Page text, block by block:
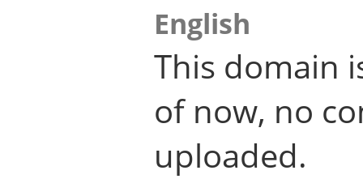
English
This domain
of now, no
uploaded.